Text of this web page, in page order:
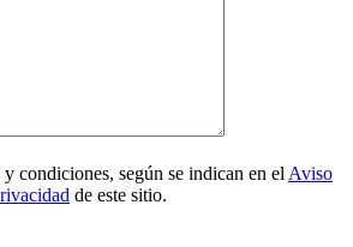
condiciones, según se indican en el Aviso
de este sitio.